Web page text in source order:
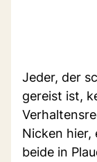
Jeder, der
gereist ist,
Nicken hier,
beide in